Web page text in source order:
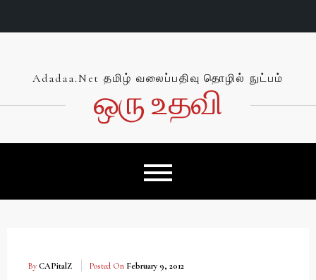
Adadaa.net தமிழ் வலைப்பதிவு தொழில் நுட்பம்
ஒரு உத‌வி
By CAPitalZ Posted On February 9, 2012